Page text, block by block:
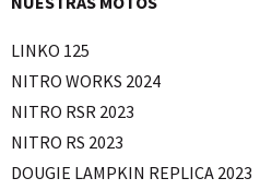
LINKO 125
NITRO WORKS 2024
NITRO RSR 2023
NITRO RS 2023
DOUGIE LAMPKIN REPLICA 2023